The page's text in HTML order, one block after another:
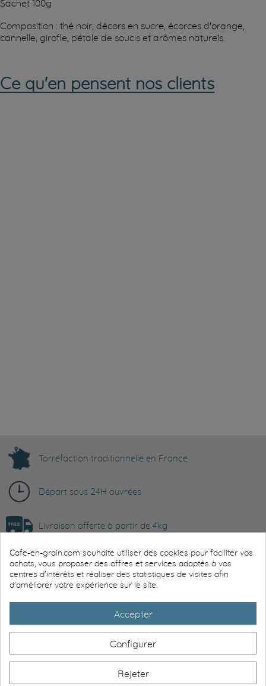
Sachet 100g
Composition : thé noir, décors en sucre, écorces d'orange,
cannelle, girofle, pétale de soucis et arômes naturels.
Ce qu'en pensent nos clients
Torréfaction traditionnelle en France
Départ sous 24H ouvrées
Livraison offerte à partir de 4kg
Paiement sécurisé
Avis client certifiés Trustpilot
Service client disponible
Cafe-en-grain.com souhaite utiliser des cookies pour faciliter vos
achats, vous proposer des offres et services adaptés à vos
centres d'intérêts et réaliser des statistiques de visites afin
d'améliorer votre expérience sur le site.
Accepter
Configurer
Rejeter